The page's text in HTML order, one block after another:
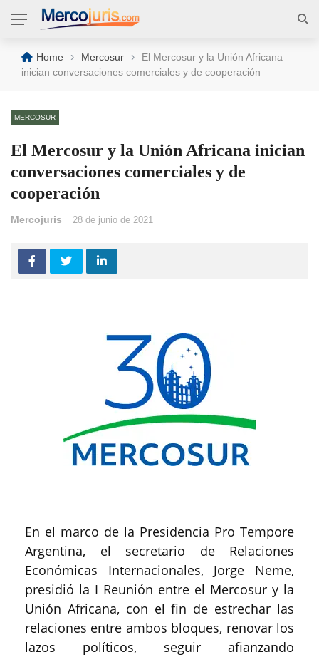
Home › Mercosur ›
El Mercosur y la Unión Africana
inician conversaciones comerciales y de cooperación
MERCOSUR
El Mercosur y la Unión Africana inician
conversaciones comerciales y de
cooperación
Mercojuris 28 de junio de 2021
En el marco de la Presidencia Pro Tempore
Argentina, el secretario de Relaciones
Económicas Internacionales, Jorge Neme,
presidió la I Reunión entre el Mercosur y la
Unión Africana, con el fin de estrechar las
relaciones entre ambos bloques, renovar los
lazos políticos, seguir afianzando